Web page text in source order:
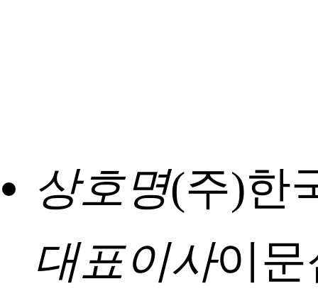
상호명(주)한
대표이사이문